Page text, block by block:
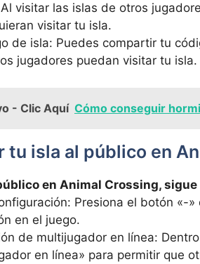
visitar las⁤ islas de otros
visitar tu isla.
de isla: Puedes compartir tu
jugadores puedan visitar tu⁤ isla.
- Clic Aquí Cómo conseguir
tu isla al público en
en Animal Crossing,
Presiona el botón «-
en el juego.
de multijugador en línea:
en línea» ​para permitir que